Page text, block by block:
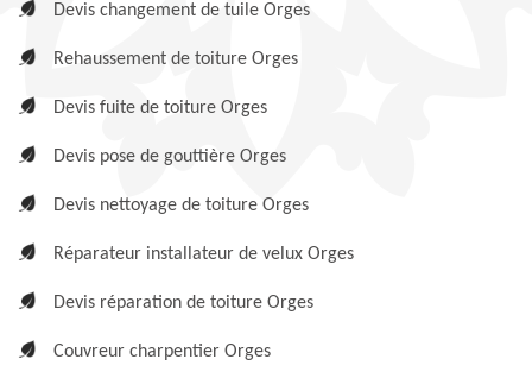
Devis changement de tuile Orges
Rehaussement de toiture Orges
Devis fuite de toiture Orges
Devis pose de gouttière Orges
Devis nettoyage de toiture Orges
Réparateur installateur de velux Orges
Devis réparation de toiture Orges
Couvreur charpentier Orges